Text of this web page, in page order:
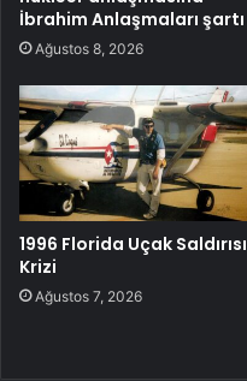
İbrahim Anlaşmaları şartı
Ağustos 8, 2026
1996 Florida Uçak Saldırısı
Krizi
Ağustos 7, 2026